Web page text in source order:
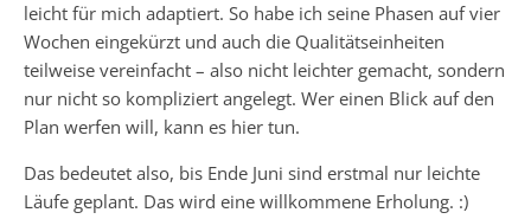
leicht für mich adaptiert. So habe ich seine Phasen auf vier
Wochen eingekürzt und auch die Qualitätseinheiten
teilweise vereinfacht – also nicht leichter gemacht, sondern
nur nicht so kompliziert angelegt. Wer einen Blick auf den
Plan werfen will, kann es hier tun.
Das bedeutet also, bis Ende Juni sind erstmal nur leichte
Läufe geplant. Das wird eine willkommene Erholung. :)